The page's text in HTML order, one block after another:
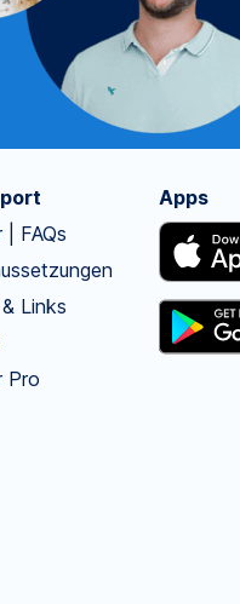
| FAQs
Links
Pro
Apps